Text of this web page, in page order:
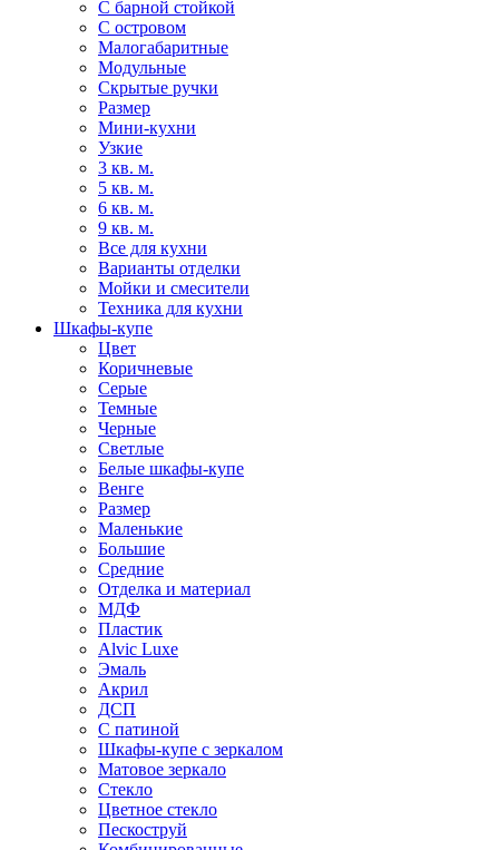
С барной стойкой
С островом
Малогабаритные
Модульные
Скрытые ручки
Размер
Мини-кухни
Узкие
3 кв. м.
5 кв. м.
6 кв. м.
9 кв. м.
Все для кухни
Варианты отделки
Мойки и смесители
Техника для кухни
Шкафы-купе
Цвет
Коричневые
Серые
Темные
Черные
Светлые
Белые шкафы-купе
Венге
Размер
Маленькие
Большие
Средние
Отделка и материал
МДФ
Пластик
Alvic Luxe
Эмаль
Акрил
ДСП
С патиной
Шкафы-купе с зеркалом
Матовое зеркало
Стекло
Цветное стекло
Пескоструй